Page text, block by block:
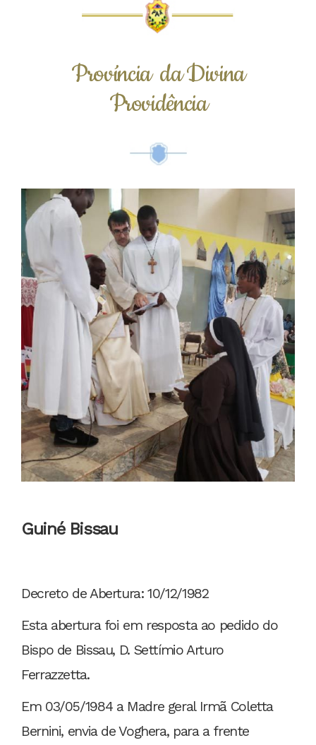
Província da Divina
Providência
Guiné Bissau
Decreto de Abertura: 10/12/1982
Esta abertura foi em resposta ao pedido do
Bispo de Bissau, D. Settímio Arturo
Ferrazzetta.
Em 03/05/1984 a Madre geral Irmã Coletta
Bernini, envia de Voghera, para a frente